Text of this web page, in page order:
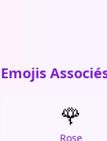
Emojis
🌹
Rose